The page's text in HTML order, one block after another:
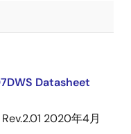
Datasheet
2020年4月